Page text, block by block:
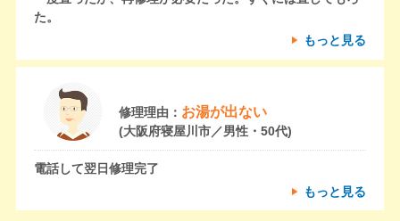
た。
もっと見る
修理理由： お湯が出ない
(大阪府寝屋川市／男性・50代)
電話して翌日修理完了
もっと見る